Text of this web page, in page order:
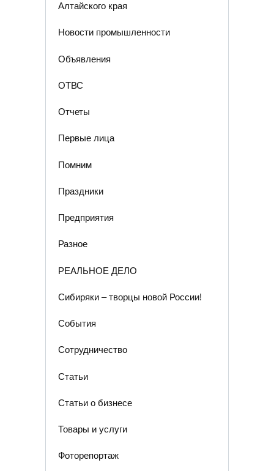
Алтайского края
Новости промышленности
Объявления
ОТВС
Отчеты
Первые лица
Помним
Праздники
Предприятия
Разное
РЕАЛЬНОЕ ДЕЛО
Сибиряки – творцы новой России!
События
Сотрудничество
Статьи
Статьи о бизнесе
Товары и услуги
Фоторепортаж